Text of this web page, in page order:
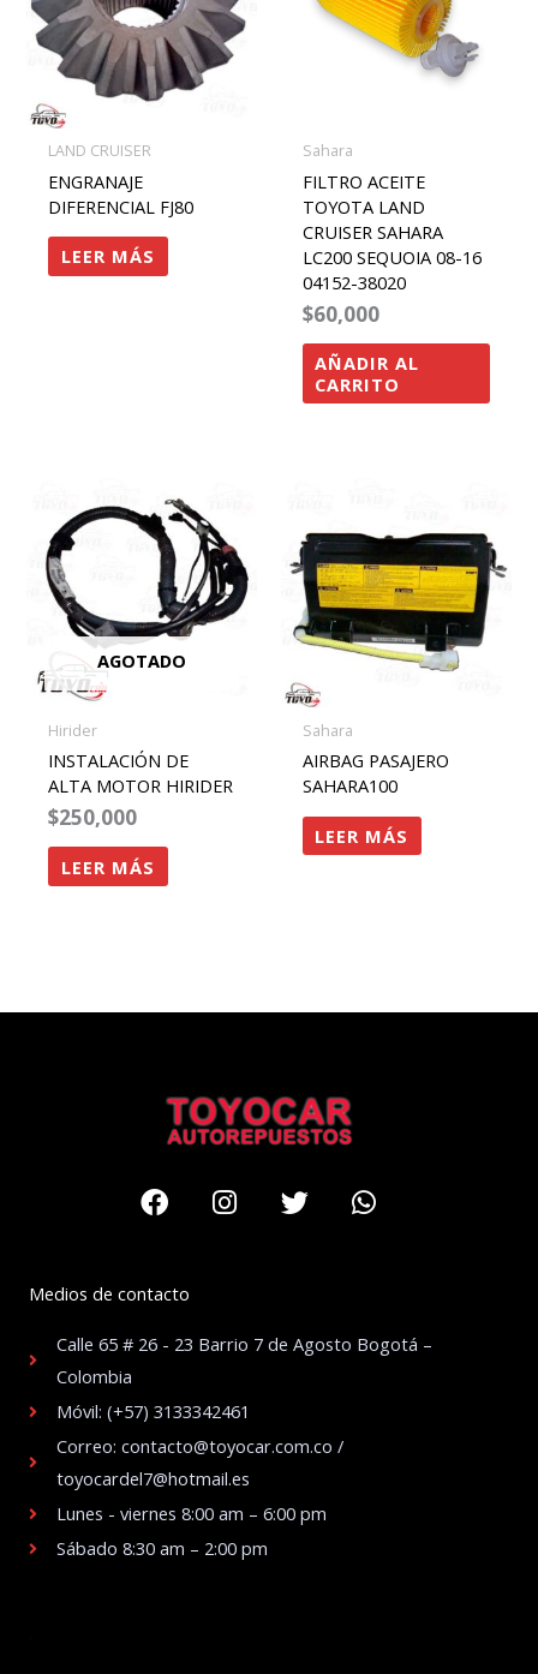
LAND CRUISER
ENGRANAJE
DIFERENCIAL FJ80
LEER MÁS
Sahara
FILTRO ACEITE
TOYOTA LAND
CRUISER SAHARA
LC200 SEQUOIA 08-16
04152-38020
$60,000
AÑADIR AL
CARRITO
AGOTADO
Hirider
INSTALACIÓN DE
ALTA MOTOR HIRIDER
$250,000
LEER MÁS
Sahara
AIRBAG PASAJERO
SAHARA100
LEER MÁS
FacebookInstagram
TwitterWhatsapp
Medios de contacto
Calle 65 # 26 - 23 Barrio 7 de Agosto Bogotá –
Colombia
Móvil: (+57) 3133342461
Correo: contacto@toyocar.com.co /
toyocardel7@hotmail.es
Lunes - viernes 8:00 am – 6:00 pm
Sábado 8:30 am – 2:00 pm